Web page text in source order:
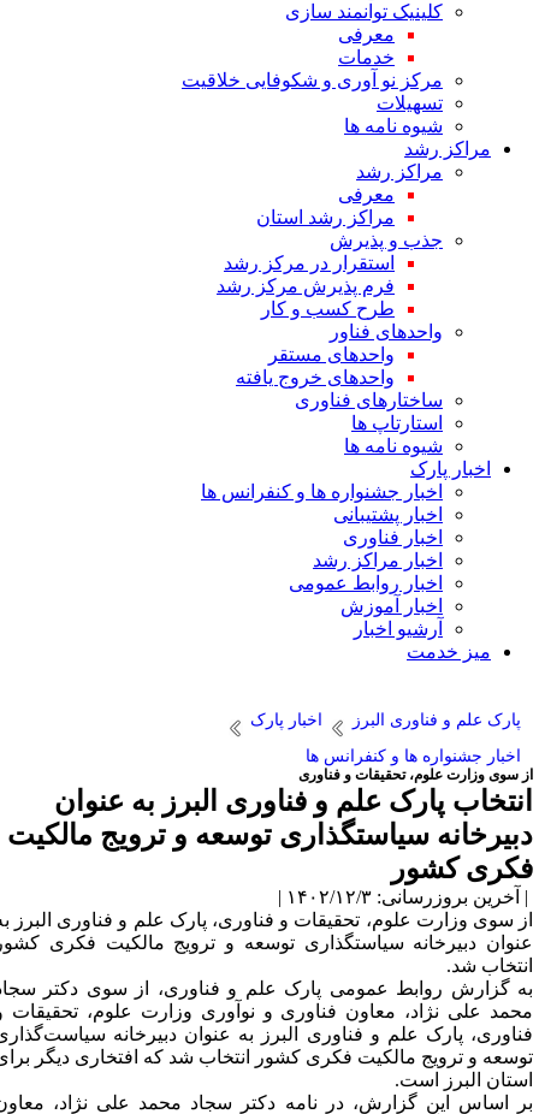
کلینیک توانمند سازی
معرفی
خدمات
مرکز نو آوری و شکوفایی خلاقیت
تسهیلات
شیوه نامه ها
مراکز رشد
مراکز رشد
معرفی
مراکز رشد استان
جذب و پذیرش
استقرار در مرکز رشد
فرم پذیرش مرکز رشد
طرح کسب و کار
واحدهای فناور
واحدهای مستقر
واحدهای خروج یافته
ساختارهای فناوری
استارتاپ ها
شیوه نامه ها
اخبار پارک
اخبار جشنواره ها و کنفرانس ها
اخبار پشتیبانی
اخبار فناوری
اخبار مراکز رشد
اخبار روابط عمومی
اخبار آموزش
آرشیو اخبار
میز خدمت
پارک علم و فناوری البرز
اخبار پارک
اخبار جشنواره ها و کنفرانس ها
سوی وزارت علوم، تحقیقات و فناوری
پارک علم و فناوری البرز به عنوان
سیاستگذاری توسعه و ترویج مالکیت
کشور
بروزرسانی: ۱۴۰۲/۱۲/۳ |
سوی وزارت علوم، تحقیقات و فناوری، پارک علم و فناوری البرز به
دبیرخانه سیاستگذاری توسعه و ترویج مالکیت فکری کشور
شد.
گزارش روابط عمومی پارک‌ علم و فناوری، از سوی دکتر سجاد
علی نژاد، معاون فناوری و نوآوری وزارت علوم، تحقیقات و
پارک علم و فناوری البرز به عنوان دبیرخانه سیاست‌گذاری
و ترویج مالکیت فکری کشور انتخاب شد که افتخاری دیگر برای
البرز است.
اساس این گزارش، در نامه دکتر سجاد محمد علی نژاد، معاون